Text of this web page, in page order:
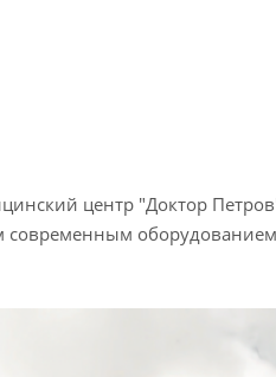
центр "Доктор